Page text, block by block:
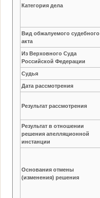
Категория дела
Вид обжалуемого судебного
акта
Из Верховного Суда
Российской Федерации
Судья
Дата рассмотрения
Результат рассмотрения
Результат в отношении
решения апелляционной
инстанции
Основания отмены
(изменения) решения